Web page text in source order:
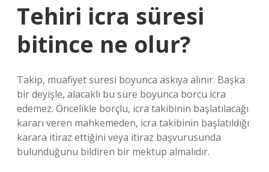
Tehiri icra süresi
bitince ne olur?
Takip, muafiyet süresi boyunca askıya alınır. Başka
bir deyişle, alacaklı bu süre boyunca borcu icra
edemez. Öncelikle borçlu, icra takibinin başlatılacağı
kararı veren mahkemeden, icra takibinin başlatıldığı
karara itiraz ettiğini veya itiraz başvurusunda
bulunduğunu bildiren bir mektup almalıdır.